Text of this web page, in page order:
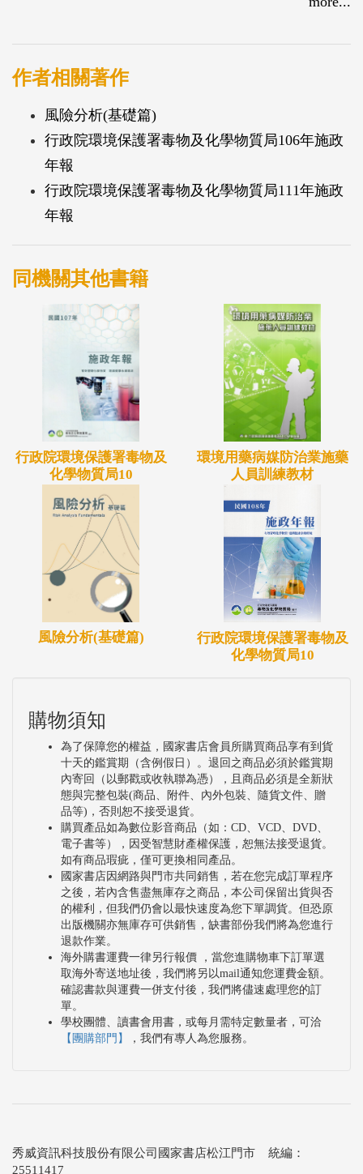
為我國化學物質管理鑑往迎來，規劃新猷之依據
作者相關著作
風險分析(基礎篇)
行政院環境保護署毒物及化學物質局106年施政
年報
行政院環境保護署毒物及化學物質局111年施政
年報
同機關其他書籍
行政院環境保護署毒物及
化學物質局10
環境用藥病媒防治業施藥
人員訓練教材
風險分析(基礎篇)
行政院環境保護署毒物及
化學物質局10
購物須知
為了保障您的權益，國家書店會員所購買商品享有到貨
十天的鑑賞期（含例假日）。退回之商品必須於鑑賞期
內寄回（以郵戳或收執聯為憑），且商品必須是全新狀
態與完整包裝(商品、附件、內外包裝、隨貨文件、贈
品等)，否則恕不接受退貨。
購買產品如為數位影音商品（如：CD、VCD、DVD、
電子書等），因受智慧財產權保護，恕無法接受退貨。
如有商品瑕疵，僅可更換相同產品。
國家書店因網路與門市共同銷售，若在您完成訂單程序
之後，若內含售盡無庫存之商品，本公司保留出貨與否
的權利，但我們仍會以最快速度為您下單調貨。但恐原
出版機關亦無庫存可供銷售，缺書部份我們將為您進行
退款作業。
海外購書運費一律另行報價 ，當您進購物車下訂單選
取海外寄送地址後，我們將另以mail通知您運費金額。
確認書款與運費一併支付後，我們將儘速處理您的訂
單。
學校團體、讀書會用書，或每月需特定數量者，可洽
【團購部門】
，我們有專人為您服務。
秀威資訊科技股份有限公司國家書店松江門市 統編：
25511417